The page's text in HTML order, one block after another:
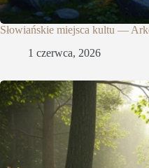
Słowiańskie miejsca kultu —
1 czerwca, 2026